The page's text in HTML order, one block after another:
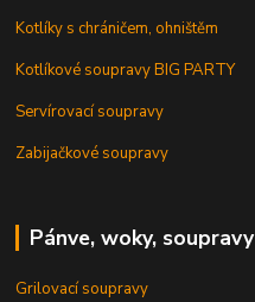
Kotlíky s chráničem, ohništěm
Kotlíkové soupravy BIG PARTY
Servírovací soupravy
Zabijačkové soupravy
Pánve, woky, soupravy
Grilovací soupravy